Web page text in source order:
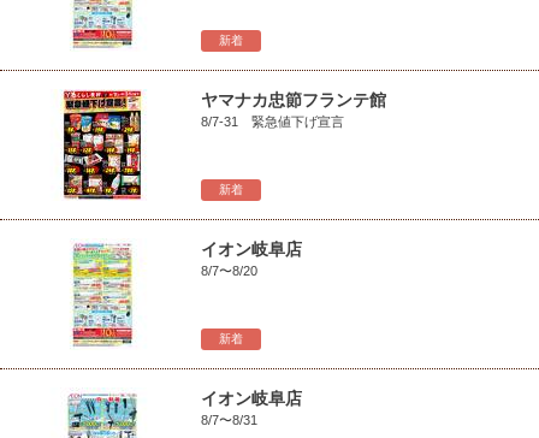
新着
新着
ヤマナカ忠節フランテ館
8/7-31 緊急値下げ宣言
新着
イオン岐阜店
8/7〜8/20
イオン岐阜店
8/7〜8/31